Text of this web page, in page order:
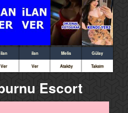
ilan
Ver
ilan
Ver
Melis
Ataköy
Gülay
Taksim
Escort